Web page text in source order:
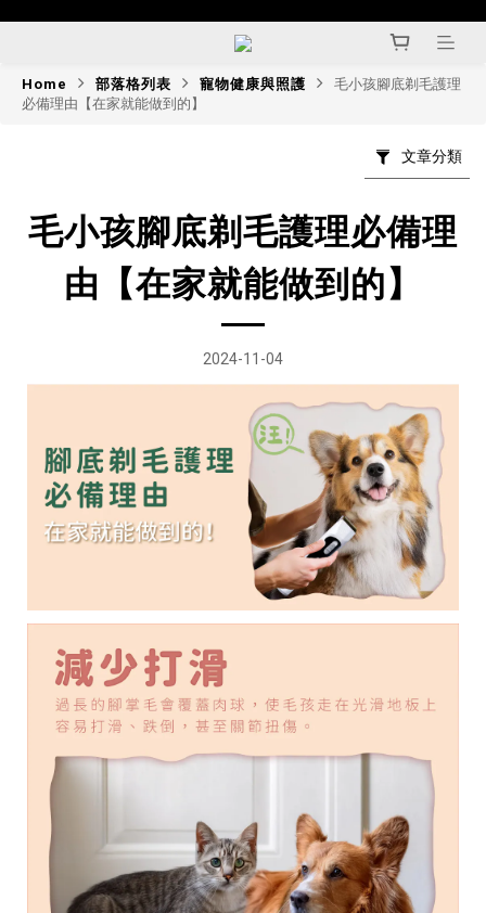
Home 部落格列表 寵物健康與照護
毛小孩腳底剃毛護理
必備理由【在家就能做到的】
文章分類
毛小孩腳底剃毛護理必備理
由【在家就能做到的】
2024-11-04